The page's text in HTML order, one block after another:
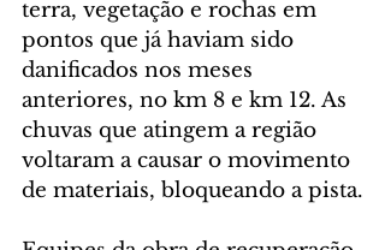
terra, vegetação e rochas em
pontos que já haviam sido
danificados nos meses
anteriores, no km 8 e km 12. As
chuvas que atingem a região
voltaram a causar o movimento
de materiais, bloqueando a pista.